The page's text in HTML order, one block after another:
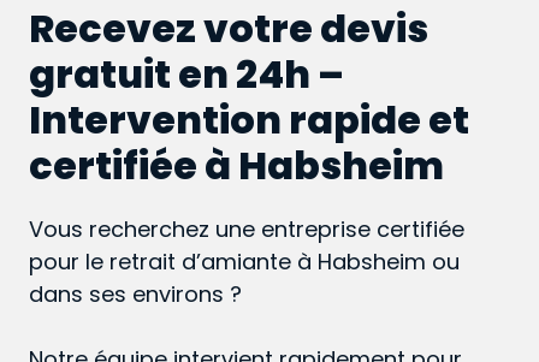
Recevez votre devis
gratuit en 24h –
Intervention rapide et
certifiée à Habsheim
Vous recherchez une entreprise certifiée
pour le retrait d’amiante à Habsheim ou
dans ses environs ?